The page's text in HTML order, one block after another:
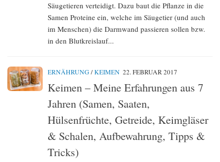
Säugetieren verteidigt. Dazu baut die Pflanze in die
Samen Proteine ein, welche im Säugetier (und auch
im Menschen) die Darmwand passieren sollen bzw.
in den Blutkreislauf...
ERNÄHRUNG /KEIMEN 22. FEBRUAR 2017
Keimen – Meine Erfahrungen aus 7
Jahren (Samen, Saaten,
Hülsenfrüchte, Getreide, Keimgläser
& Schalen, Aufbewahrung, Tipps &
Tricks)